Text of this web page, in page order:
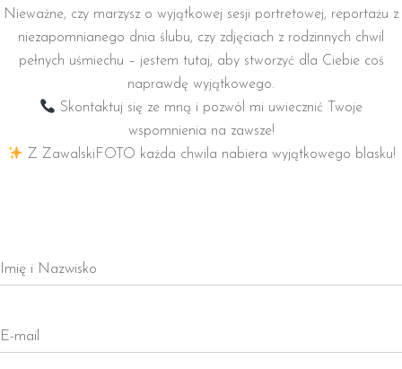
Nieważne, czy marzysz o wyjątkowej sesji portretowej, reportażu z
niezapomnianego dnia ślubu, czy zdjęciach z rodzinnych chwil
pełnych uśmiechu – jestem tutaj, aby stworzyć dla Ciebie coś
naprawdę wyjątkowego.
Skontaktuj się ze mną i pozwól mi uwiecznić Twoje
wspomnienia na zawsze!
Z ZawalskiFOTO każda chwila nabiera wyjątkowego blasku!